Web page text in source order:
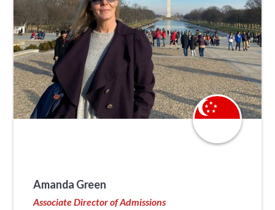
Amanda Green
Associate Director of Admissions